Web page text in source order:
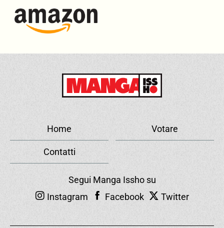
Home Votare
Contatti
Segui Manga Issho su
Instagram
Facebook Twitter